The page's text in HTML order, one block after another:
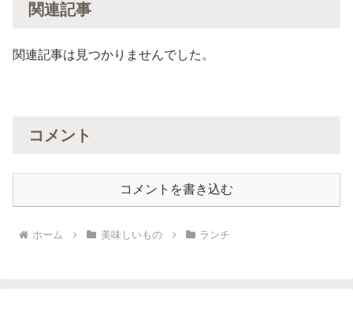
関連記事
関連記事は見つかりませんでした。
コメント
コメントを書き込む
ホーム 美味しいもの ランチ